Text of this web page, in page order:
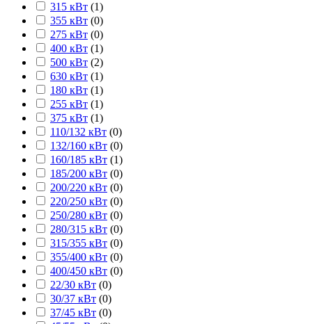
315 кВт (1)
355 кВт (0)
275 кВт (0)
400 кВт (1)
500 кВт (2)
630 кВт (1)
180 кВт (1)
255 кВт (1)
375 кВт (1)
110/132 кВт (0)
132/160 кВт (0)
160/185 кВт (1)
185/200 кВт (0)
200/220 кВт (0)
220/250 кВт (0)
250/280 кВт (0)
280/315 кВт (0)
315/355 кВт (0)
355/400 кВт (0)
400/450 кВт (0)
22/30 кВт (0)
30/37 кВт (0)
37/45 кВт (0)